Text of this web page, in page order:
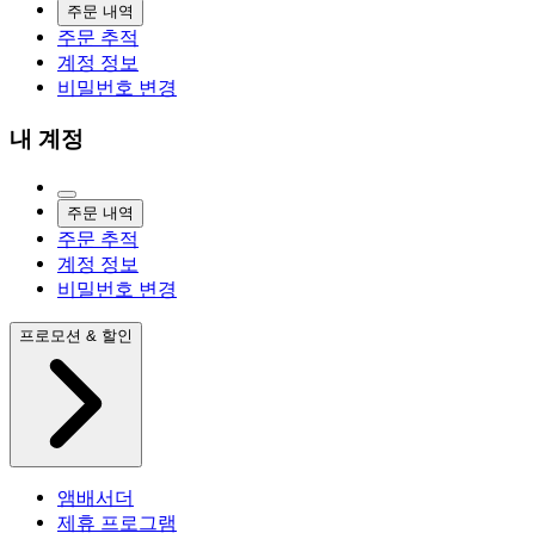
주문 내역
주문 추적
계정 정보
비밀번호 변경
내 계정
주문 내역
주문 추적
계정 정보
비밀번호 변경
프로모션 & 할인
앰배서더
제휴 프로그램